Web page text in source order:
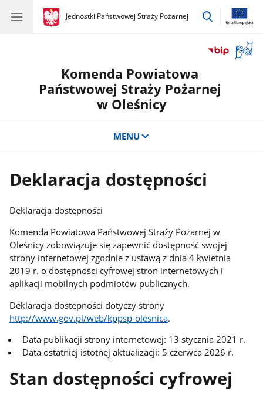
gov.pl
Jednostki Państwowej Straży Pożarnej
gov.pl
Jednostki
przejdź
okno
Komenda Powiatowa
Państwowej Straży Pożarnej
w Oleśnicy
MENU
Deklaracja dostępności
Deklaracja dostępności
Komenda Powiatowa Państwowej Straży Pożarnej w
Oleśnicy zobowiązuje się zapewnić dostępność swojej
strony internetowej zgodnie z ustawą z dnia 4 kwietnia
2019 r. o dostępności cyfrowej stron internetowych i
aplikacji mobilnych podmiotów publicznych.
Deklaracja dostępności dotyczy strony
http://www.gov.pl/web/kppsp-olesnica.
Data publikacji strony internetowej: 13 stycznia 2021 r.
Data ostatniej istotnej aktualizacji: 5 czerwca 2026 r.
Stan dostępności cyfrowej